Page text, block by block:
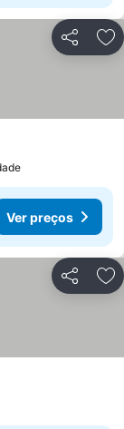
Partilhar
Ver preços
Partilhar